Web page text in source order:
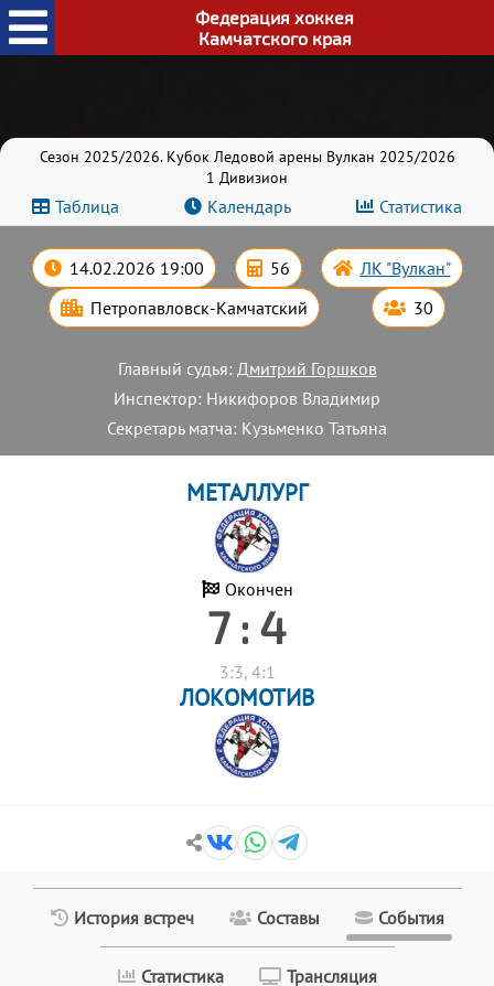
Федерация хоккея
Камчатского края
Сезон 2025/2026. Кубок Ледовой арены Вулкан 2025/2026
1 Дивизион
Таблица Календарь Статистика
14.02.2026 19:00 56 ЛК "Вулкан"
Петропавловск-Камчатский 30
Главный судья: Дмитрий Горшков
Инспектор: Никифоров Владимир
Секретарь матча: Кузьменко Татьяна
МЕТАЛЛУРГ
Окончен
7 : 4
3:3, 4:1
ЛОКОМОТИВ
История встреч Составы События
Статистика Трансляция